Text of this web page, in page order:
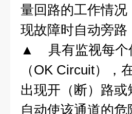
量回路的工作情况
现故障时自动旁
▲
具有监视每
（OK Circuit），
出现开（断）路
自动使该通道的